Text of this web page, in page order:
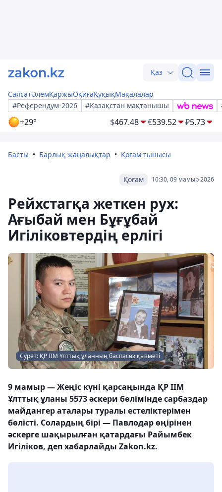
Қаз
СаясатӘлемҚаржыОқиғаҚұқықМақалалар
#Референдум-2026
#Қазақстан мақтанышы
+29° $467.48 €539.52 ₽5.73
Басты Барлық жаңалықтар Қоғам тынысы
10:30, 09 мамыр 2026
Қоғам
Рейхстагқа жеткен рух:
Ағыбай мен Бұғұбай
Игіліковтердің ерлігі
Сурет: ҚР ІІМ Ұлттық ұланның баспасөз қызметі
9 мамыр — Жеңіс күні қарсаңында ҚР ІІМ
Ұлттық ұланы 5573 әскери бөлімінде сарбаздар
майдангер аталары туралы естеліктерімен
бөлісті. Солардың бірі — Павлодар өңірінен
әскерге шақырылған қатардағы Райымбек
Игіліков, деп хабарлайды Zakon.kz.